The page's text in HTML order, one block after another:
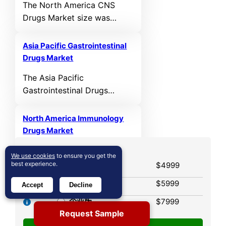
reach USD 8,990.65 MN by
2032, growing at a CAGR of
period.
The North America CNS
Drugs Market size was
in 2021 and reached USD
39,376.62 MN in 2025. It is
64,694.22 MN by 2032,
growing at a CAGR of 6.13%
Asia Pacific Gastrointestinal
Drugs Market
The Asia Pacific
Gastrointestinal Drugs
USD 14,076.07 MN in 2021
and reached USD 18,379.23
to reach USD 27,675.57 MN
by 2032, growing at a CAGR
of 4.86% during the forecast
period.
North America Immunology
Drugs Market
Immunology Drugs Market
size was valued at USD
23,174.02 MN in 2021 and
reached USD 34,194.85 MN
in 2025. It is anticipated to
许可证选项
$4999
多用户
$5999
企业版
$7999
Request Sample
We use cookies to ensure you get the
best experience.
Accept Decline